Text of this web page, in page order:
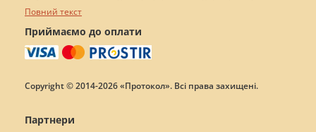
Повний текст
Приймаємо до оплати
Copyright © 2014-2026 «Протокол». Всі права захищені.
Партнери